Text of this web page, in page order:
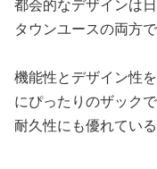
都会的なデザインは
タウンユースの両方で
機能性とデザイン性
にぴったりのザックで
耐久性にも優れてい